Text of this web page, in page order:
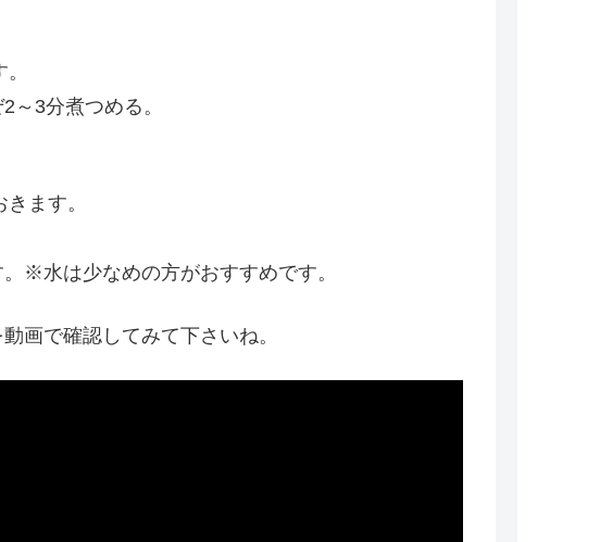
～3分煮つめる。
ます。
※水は少なめの方がおすすめです。
画で確認してみて下さいね。